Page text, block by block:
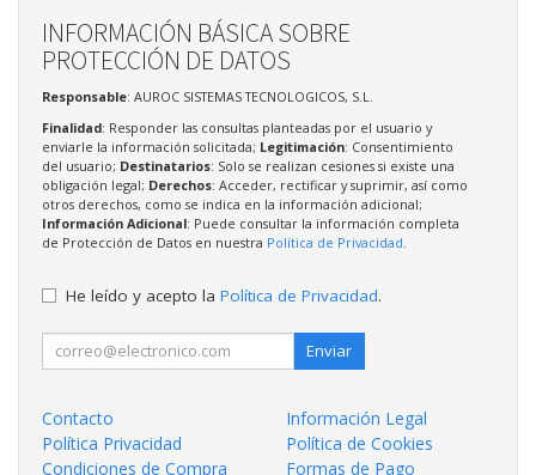
INFORMACIÓN BÁSICA SOBRE
PROTECCIÓN DE DATOS
Responsable: AUROC SISTEMAS TECNOLOGICOS, S.L.
Finalidad: Responder las consultas planteadas por el usuario y
enviarle la información solicitada; Legitimación: Consentimiento
del usuario; Destinatarios: Solo se realizan cesiones si existe una
obligación legal; Derechos: Acceder, rectificar y suprimir, así como
otros derechos, como se indica en la información adicional;
Información Adicional: Puede consultar la información completa
de Protección de Datos en nuestra Política de Privacidad.
He leído y acepto la Política de Privacidad.
Enviar
Contacto
Información Legal
Política Privacidad
Política de Cookies
Condiciones de Compra
Formas de Pago